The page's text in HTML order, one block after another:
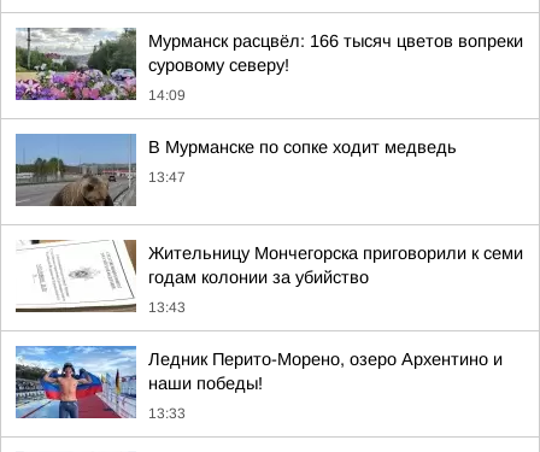
Мурманск расцвёл: 166 тысяч цветов вопреки
суровому северу!
14:09
В Мурманске по сопке ходит медведь
13:47
Жительницу Мончегорска приговорили к семи
годам колонии за убийство
13:43
Ледник Перито-Морено, озеро Архентино и
наши победы!
13:33